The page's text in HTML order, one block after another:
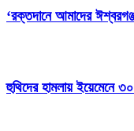
‘রক্তদানে আমাদের
হুথিদের হামলায় ইয়েমেনে